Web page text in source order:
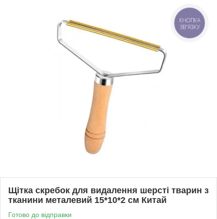
Щітка скребок для видалення шерсті тварин з
тканини металевий 15*10*2 см Китай
Готово до відправки
КНОПКА
ЗВ'ЯЗКУ